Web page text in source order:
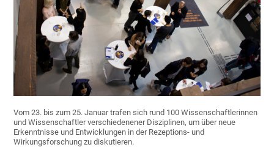
Vom 23. bis zum 25. Januar trafen sich rund 100 Wissenschaftlerinnen
und Wissenschaftler verschiedenener Disziplinen, um über neue
Erkenntnisse und Entwicklungen in der Rezeptions- und
Wirkungsforschung zu diskutieren.